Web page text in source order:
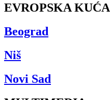
EVROPSKA KUĆA
Beograd
Niš
Novi Sad